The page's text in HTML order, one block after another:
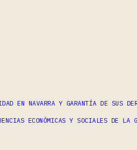
EN NAVARRA Y GARANTÍA DE SUS
ECONÓMICAS Y SOCIALES DE LA